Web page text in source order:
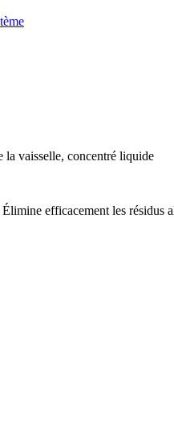
la vaisselle, concentré liquide
efficacement les résidus